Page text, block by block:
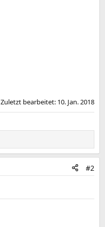
Zuletzt bearbeitet: 10. Jan. 2018
#2